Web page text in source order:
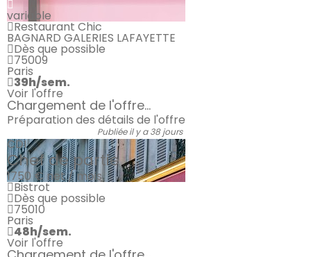
variable
Restaurant Chic
BAGNARD GALERIES LAFAYETTE
Dès que possible
75009
Paris
39h/sem.
Voir l'offre
Chargement de l'offre...
Préparation des détails de l'offre
Publiée il y a 38 jours
CDI
Chef de partie
1750 €net / mois
Bistrot
Dès que possible
75010
Paris
48h/sem.
Voir l'offre